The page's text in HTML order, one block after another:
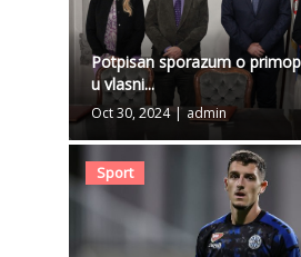
Potpisan sporazum o
u vlasni...
Oct 30, 2024 | admin
Sport